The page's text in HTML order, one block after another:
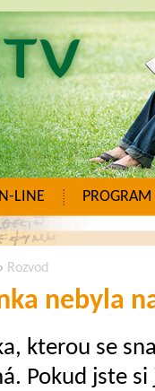
LINE PROGRAM
Rozvod
nebyla
kterou se
Pokud jste